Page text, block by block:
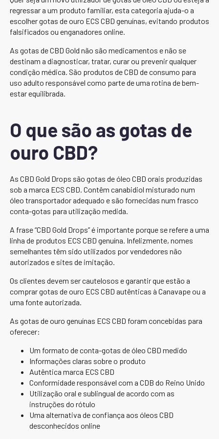
regressar a um produto familiar, esta categoria ajuda-o a
escolher gotas de ouro ECS CBD genuínas, evitando produtos
falsificados ou enganadores online.
As gotas de CBD Gold não são medicamentos e não se
destinam a diagnosticar, tratar, curar ou prevenir qualquer
condição médica. São produtos de CBD de consumo para
uso adulto responsável como parte de uma rotina de bem-
estar equilibrada.
O que são as gotas de
ouro CBD?
As CBD Gold Drops são gotas de óleo CBD orais produzidas
sob a marca ECS CBD. Contêm canabidiol misturado num
óleo transportador adequado e são fornecidas num frasco
conta-gotas para utilização medida.
A frase “CBD Gold Drops” é importante porque se refere a uma
linha de produtos ECS CBD genuína. Infelizmente, nomes
semelhantes têm sido utilizados por vendedores não
autorizados e sites de imitação.
Os clientes devem ser cautelosos e garantir que estão a
comprar gotas de ouro ECS CBD autênticas à Canavape ou a
uma fonte autorizada.
As gotas de ouro genuínas ECS CBD foram concebidas para
oferecer:
Um formato de conta-gotas de óleo CBD medido
Informações claras sobre o produto
Autêntica marca ECS CBD
Conformidade responsável com a CDB do Reino Unido
Utilização oral e sublingual de acordo com as
instruções do rótulo
Uma alternativa de confiança aos óleos CBD
desconhecidos online